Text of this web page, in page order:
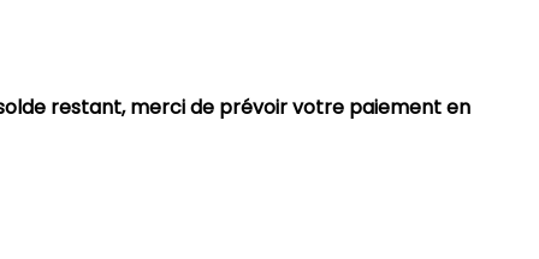
restant, merci de prévoir votre paiement en